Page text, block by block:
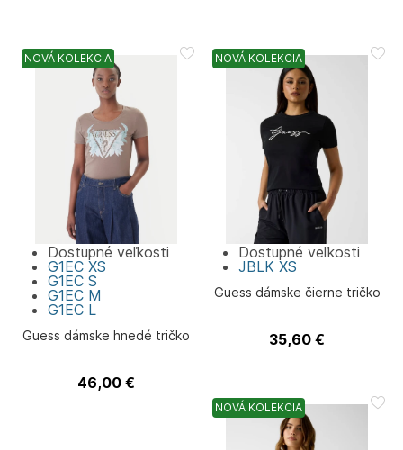
NOVÁ KOLEKCIA
Guess dámske hnedé tričko
46,00 €
Dostupné veľkosti
G1EC XS
G1EC S
G1EC M
G1EC L
NOVÁ KOLEKCIA
Guess dámske čierne tričko
35,60 €
Dostupné veľkosti
JBLK XS
NOVÁ KOLEKCIA